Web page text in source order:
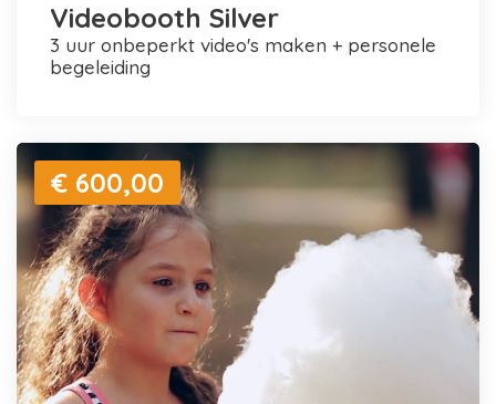
Videobooth Silver
3 uur onbeperkt video's maken + personele
begeleiding
€ 600,00